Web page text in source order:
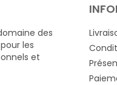
des
les
et